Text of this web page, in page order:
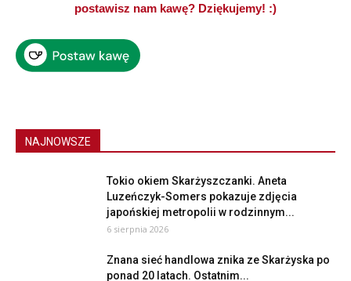
postawisz nam kawę? Dziękujemy! :)
NAJNOWSZE
Tokio okiem Skarżyszczanki. Aneta
Luzeńczyk-Somers pokazuje zdjęcia
japońskiej metropolii w rodzinnym...
6 sierpnia 2026
Znana sieć handlowa znika ze Skarżyska po
ponad 20 latach. Ostatnim...